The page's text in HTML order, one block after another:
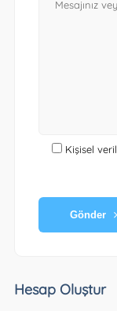
Kişisel
Gönder
Hesap Oluştur